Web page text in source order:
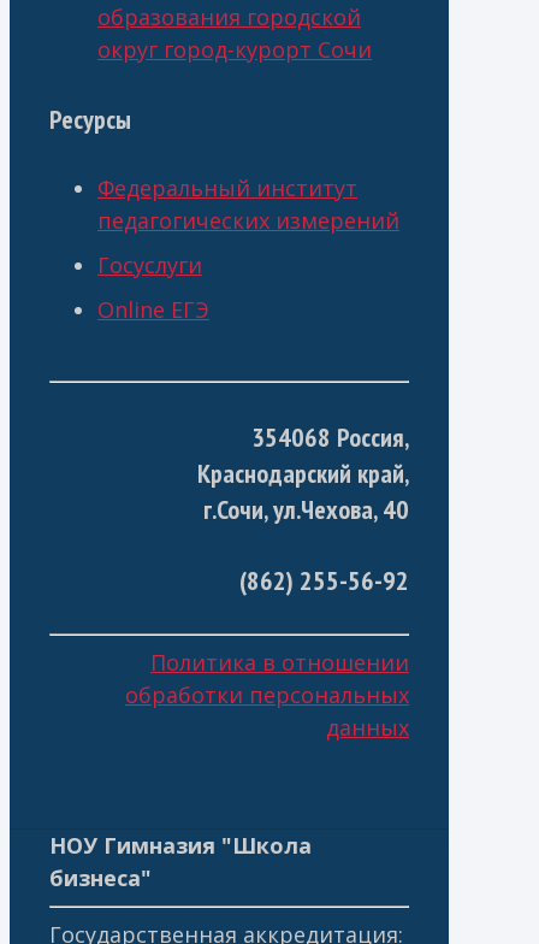
образования городской
округ город-курорт Сочи
Ресурсы
Федеральный институт
педагогических измерений
Госуслуги
Online ЕГЭ
354068 Россия,
Краснодарский край,
г.Сочи, ул.Чехова, 40
(862) 255-56-92
Политика в отношении
обработки персональных
данных
НОУ Гимназия "Школа
бизнеса"
Государственная аккредитация: